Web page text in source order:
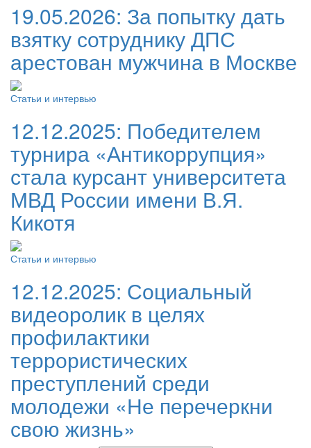
19.05.2026: За попытку дать
взятку сотруднику ДПС
арестован мужчина в Москве
Статьи и интервью
12.12.2025: Победителем
турнира «Антикоррупция»
стала курсант университета
МВД России имени В.Я.
Кикотя
Статьи и интервью
12.12.2025: Социальный
видеоролик в целях
профилактики
террористических
преступлений среди
молодежи «Не перечеркни
свою жизнь»